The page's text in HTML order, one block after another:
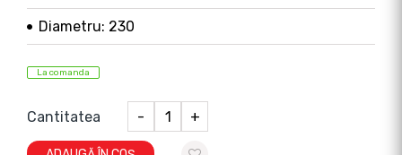
Diametru: 230
La comanda
Cantitatea - +